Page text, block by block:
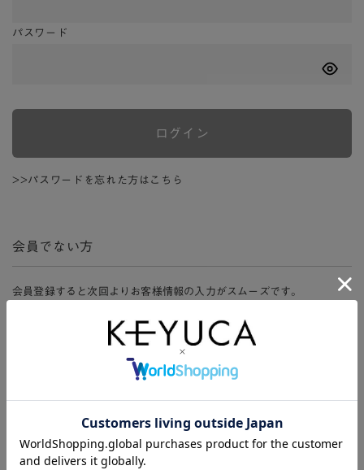
パスワード
ログイン
>>パスワードを忘れた方はこちら
会員でない方
会員登録すると次回よりお客様情報の入力がスムーズです。
ージ、購入履歴をご利用いただけます。